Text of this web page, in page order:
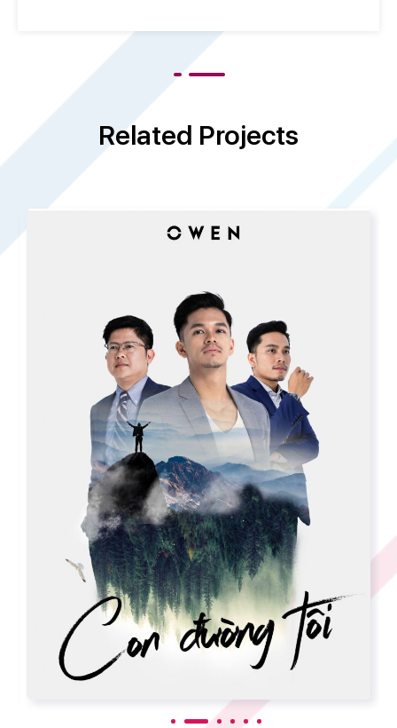
Related Projects
FUJITSU | JAIMS SCHOLARSHIP
RECRUITMENT
Xem chi tiết
Tải xuống